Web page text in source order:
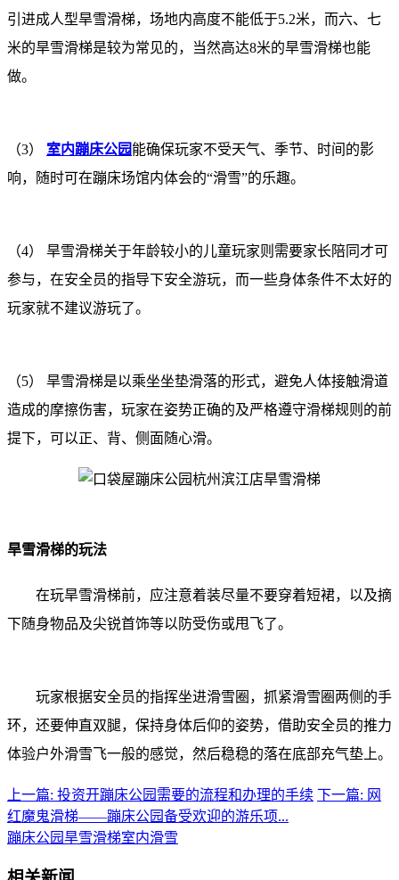
引进成人型旱雪滑梯，场地内高度不能低于5.2米，而六、七
米的旱雪滑梯是较为常见的，当然高达8米的旱雪滑梯也能
做。
（3） 室内蹦床公园能确保玩家不受天气、季节、时间的影
响，随时可在蹦床场馆内体会的“滑雪”的乐趣。
（4） 旱雪滑梯关于年龄较小的儿童玩家则需要家长陪同才可
参与，在安全员的指导下安全游玩，而一些身体条件不太好的
玩家就不建议游玩了。
（5） 旱雪滑梯是以乘坐坐垫滑落的形式，避免人体接触滑道
造成的摩擦伤害，玩家在姿势正确的及严格遵守滑梯规则的前
提下，可以正、背、侧面随心滑。
旱雪滑梯的玩法
在玩旱雪滑梯前，应注意着装尽量不要穿着短裙，以及摘
下随身物品及尖锐首饰等以防受伤或甩飞了。
玩家根据安全员的指挥坐进滑雪圈，抓紧滑雪圈两侧的手
环，还要伸直双腿，保持身体后仰的姿势，借助安全员的推力
体验户外滑雪飞一般的感觉，然后稳稳的落在底部充气垫上。
上一篇: 投资开蹦床公园需要的流程和办理的手续 下一篇: 网
红魔鬼滑梯——蹦床公园备受欢迎的游乐项...
蹦床公园旱雪滑梯室内滑雪